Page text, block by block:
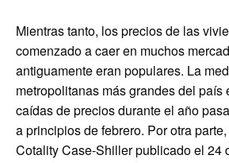
Mientras tanto, los precios de las
comenzado a caer en muchos
antiguamente eran populares. La
metropolitanas más grandes del país
caídas de precios durante el año
a principios de febrero. Por otra
Cotality Case-Shiller publicado el 24